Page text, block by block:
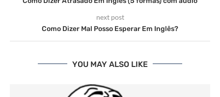
next post
Como Dizer Mal Posso Esperar Em Inglês?
YOU MAY ALSO LIKE